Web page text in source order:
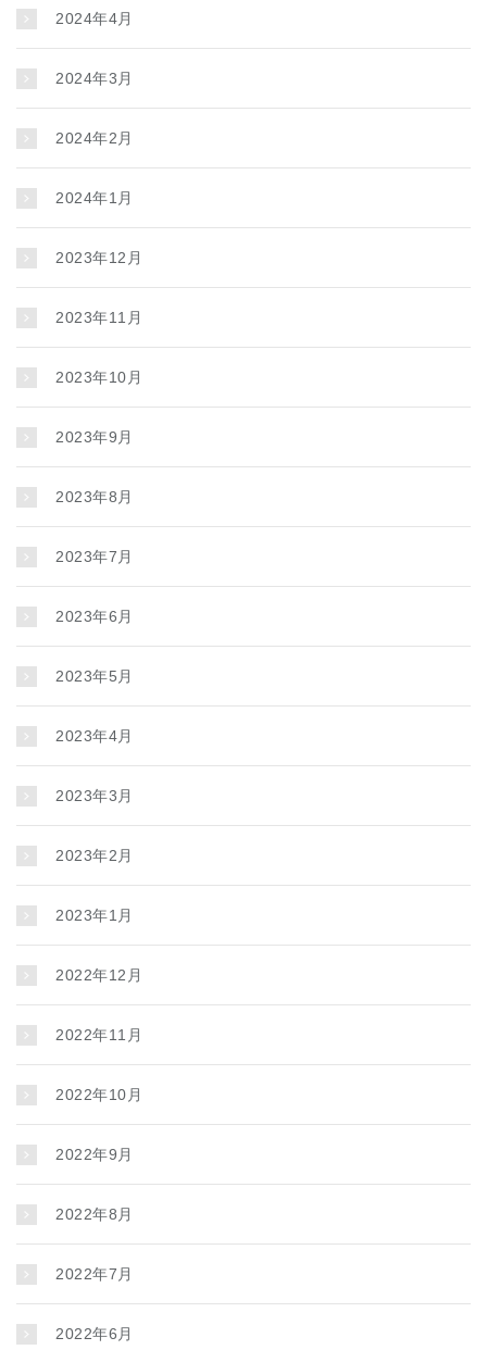
2024年4月
2024年3月
2024年2月
2024年1月
2023年12月
2023年11月
2023年10月
2023年9月
2023年8月
2023年7月
2023年6月
2023年5月
2023年4月
2023年3月
2023年2月
2023年1月
2022年12月
2022年11月
2022年10月
2022年9月
2022年8月
2022年7月
2022年6月